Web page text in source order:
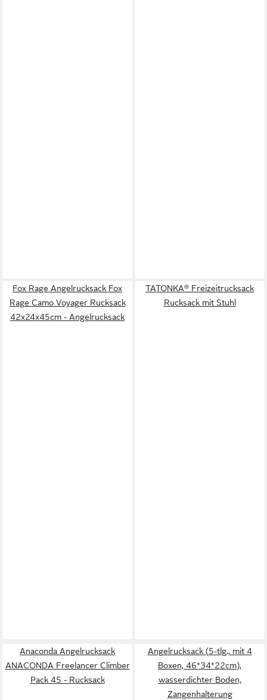
Fox Rage Angelrucksack Fox
Rage Camo Voyager Rucksack
42x24x45cm - Angelrucksack
TATONKA® Freizeitrucksack
Rucksack mit Stuhl
Anaconda Angelrucksack
ANACONDA Freelancer Climber
Pack 45 - Rucksack
Angelrucksack (5-tlg., mit 4
Boxen, 46*34*22cm),
wasserdichter Boden,
Zangenhalterung